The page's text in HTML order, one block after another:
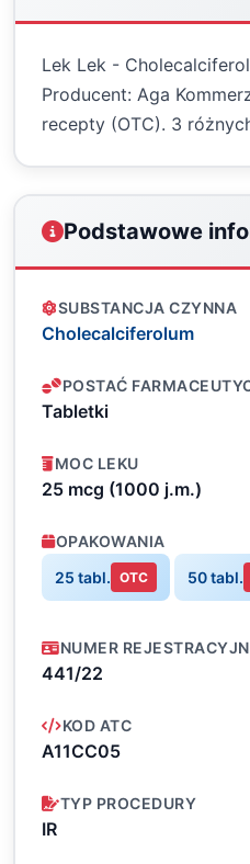
Lek Lek -
Producent: Aga
recepty (OTC). 3
Podstawowe
SUBSTANCJA CZYNNA
Cholecalciferolum
POSTAĆ
Tabletki
MOC LEKU
25 mcg (1000 j.m.)
OPAKOWANIA
25 tabl. OTC 50 tabl.
NUMER
441/22
KOD ATC
A11CC05
TYP PROCEDURY
IR